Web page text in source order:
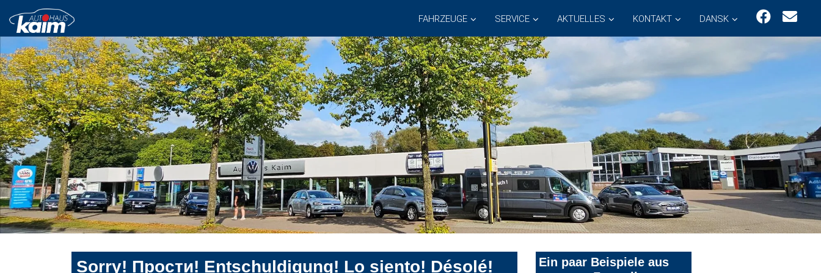
FAHRZEUGE SERVICE AKTUELLES KONTAKT DANSK
Sorry! Прости! Entschuldigung! Lo siento! Désolé!
Ein paar Beispiele aus